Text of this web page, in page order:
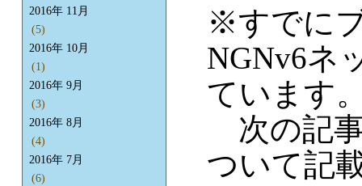
※すでに
NGNv6ネ
ています
次の記
ついて記
2016年 11月
(5)
2016年 10月
(1)
2016年 9月
(3)
2016年 8月
(4)
2016年 7月
(6)